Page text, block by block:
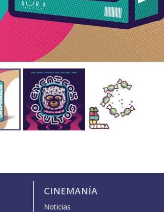
CINEMANÍA
Noticias